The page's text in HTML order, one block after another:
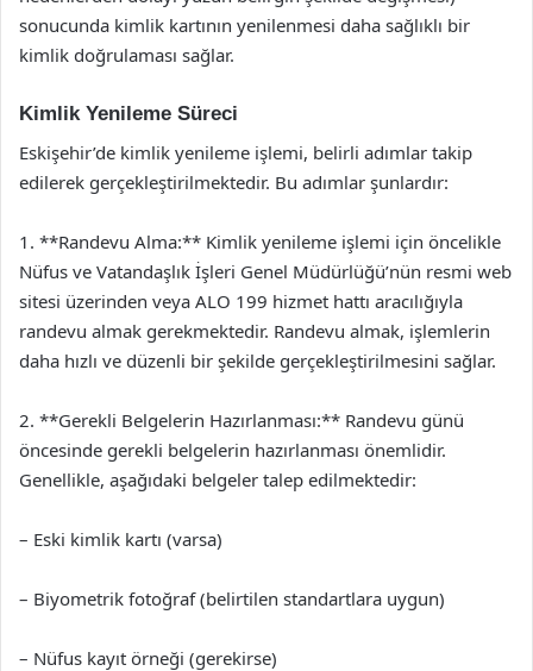
sonucunda kimlik kartının yenilenmesi daha sağlıklı bir
kimlik doğrulaması sağlar.
Kimlik Yenileme Süreci
Eskişehir’de kimlik yenileme işlemi, belirli adımlar takip
edilerek gerçekleştirilmektedir. Bu adımlar şunlardır:
1. **Randevu Alma:** Kimlik yenileme işlemi için öncelikle
Nüfus ve Vatandaşlık İşleri Genel Müdürlüğü’nün resmi web
sitesi üzerinden veya ALO 199 hizmet hattı aracılığıyla
randevu almak gerekmektedir. Randevu almak, işlemlerin
daha hızlı ve düzenli bir şekilde gerçekleştirilmesini sağlar.
2. **Gerekli Belgelerin Hazırlanması:** Randevu günü
öncesinde gerekli belgelerin hazırlanması önemlidir.
Genellikle, aşağıdaki belgeler talep edilmektedir:
– Eski kimlik kartı (varsa)
– Biyometrik fotoğraf (belirtilen standartlara uygun)
– Nüfus kayıt örneği (gerekirse)